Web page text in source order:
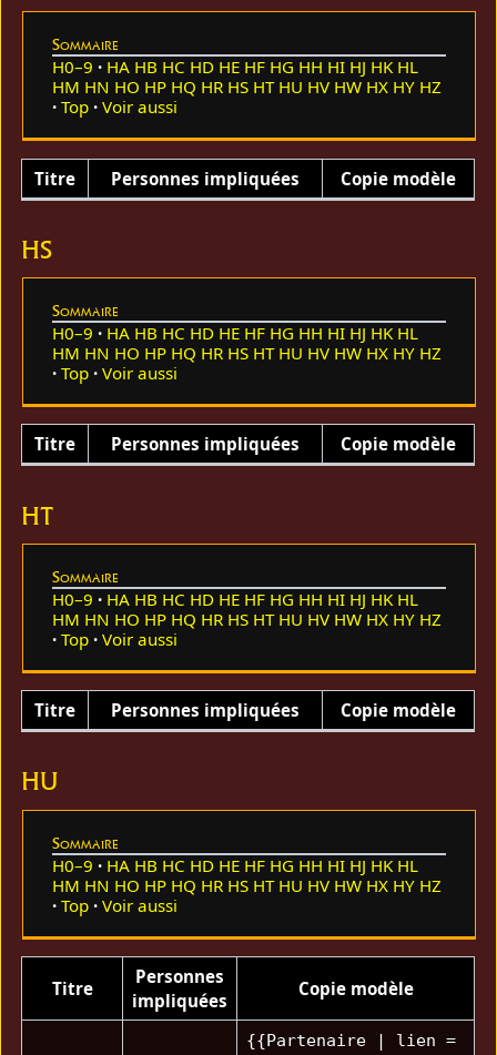
Sommaire
H0–9 HA HB HC HD HE HF HG HH HI HJ HK HL
HM HN HO HP HQ HR HS HT HU HV HW HX HY HZ
Top
Voir aussi
Titre Personnes impliquées Copie modèle
HS
Sommaire
H0–9 HA HB HC HD HE HF HG HH HI HJ HK HL
HM HN HO HP HQ HR HS HT HU HV HW HX HY HZ
Top
Voir aussi
Titre Personnes impliquées Copie modèle
HT
Sommaire
H0–9 HA HB HC HD HE HF HG HH HI HJ HK HL
HM HN HO HP HQ HR HS HT HU HV HW HX HY HZ
Top
Voir aussi
Titre Personnes impliquées Copie modèle
HU
Sommaire
H0–9 HA HB HC HD HE HF HG HH HI HJ HK HL
HM HN HO HP HQ HR HS HT HU HV HW HX HY HZ
Top
Voir aussi
Titre
Personnes
impliquées
Copie modèle
{{Partenaire | lien =